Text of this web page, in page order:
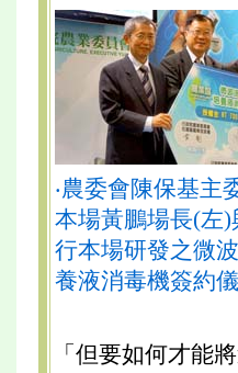
‧農委會陳保基主
本場黃鵬場長(左)
行本場研發之微
養液消毒機簽約
「但要如何才能